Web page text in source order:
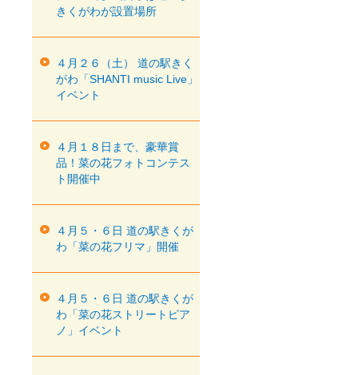
きくがわが設置場所
４月２６（土） 道の駅きく
がわ「SHANTI music Live」
イベント
４月１８日まで、豪華賞
品！菜の花フォトコンテス
ト開催中
４月５・６日 道の駅きくが
わ「菜の花フリマ」開催
４月５・６日 道の駅きくが
わ「菜の花ストリートピア
ノ」イベント